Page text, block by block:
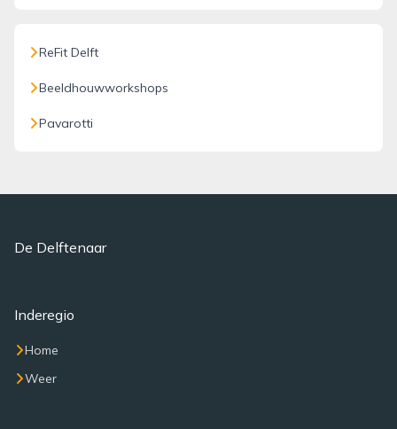
ReFit Delft
Beeldhouwworkshops
Pavarotti
De Delftenaar
Inderegio
Home
Weer